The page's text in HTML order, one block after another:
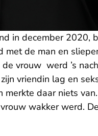
in december 2020,
met de man en
vrouw werd ’s
vriendin lag en
merkte daar niets
wakker werd.